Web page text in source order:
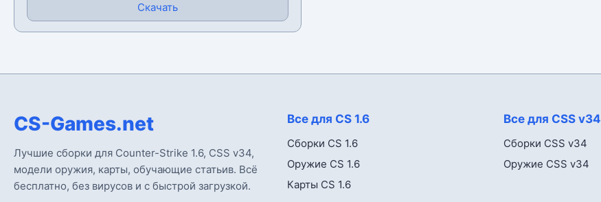
Скачать
CS-Games.net
Лучшие сборки для Counter-Strike 1.6, CSS v34,
модели оружия, карты, обучающие статьив. Всё
бесплатно, без вирусов и с быстрой загрузкой.
Все для CS 1.6
Сборки CS 1.6
Оружие CS 1.6
Карты CS 1.6
Все для CSS v34
Сборки CSS v34
Оружие CSS v34